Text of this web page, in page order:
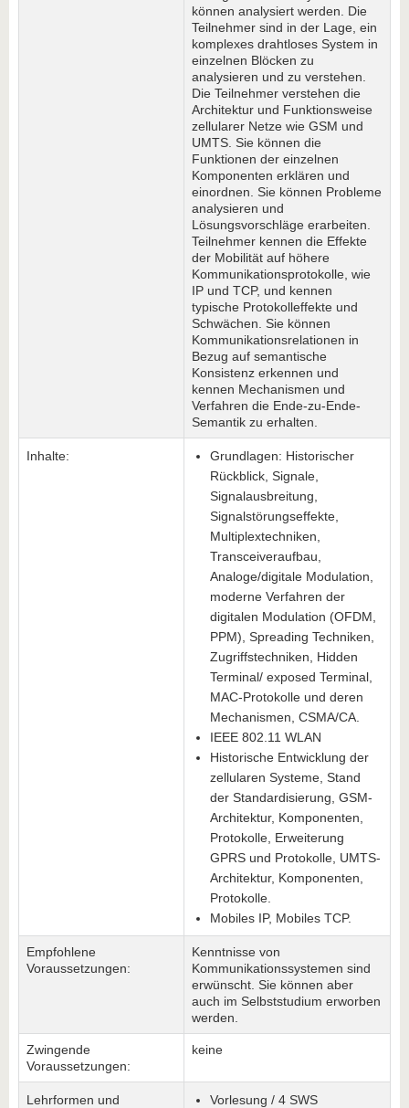
können analysiert werden. Die
Teilnehmer sind in der Lage, ein
komplexes drahtloses System in
einzelnen Blöcken zu
analysieren und zu verstehen.
Die Teilnehmer verstehen die
Architektur und Funktionsweise
zellularer Netze wie GSM und
UMTS. Sie können die
Funktionen der einzelnen
Komponenten erklären und
einordnen. Sie können Probleme
analysieren und
Lösungsvorschläge erarbeiten.
Teilnehmer kennen die Effekte
der Mobilität auf höhere
Kommunikationsprotokolle, wie
IP und TCP, und kennen
typische Protokolleffekte und
Schwächen. Sie können
Kommunikationsrelationen in
Bezug auf semantische
Konsistenz erkennen und
kennen Mechanismen und
Verfahren die Ende-zu-Ende-
Semantik zu erhalten.
Inhalte:
Grundlagen: Historischer
Rückblick, Signale,
Signalausbreitung,
Signalstörungseffekte,
Multiplextechniken,
Transceiveraufbau,
Analoge/digitale Modulation,
moderne Verfahren der
digitalen Modulation (OFDM,
PPM), Spreading Techniken,
Zugriffstechniken, Hidden
Terminal/ exposed Terminal,
MAC-Protokolle und deren
Mechanismen, CSMA/CA.
IEEE 802.11 WLAN
Historische Entwicklung der
zellularen Systeme, Stand
der Standardisierung, GSM-
Architektur, Komponenten,
Protokolle, Erweiterung
GPRS und Protokolle, UMTS-
Architektur, Komponenten,
Protokolle.
Mobiles IP, Mobiles TCP.
Empfohlene
Voraussetzungen:
Kenntnisse von
Kommunikationssystemen sind
erwünscht. Sie können aber
auch im Selbststudium erworben
werden.
Zwingende
Voraussetzungen:
keine
Lehrformen und
Vorlesung / 4 SWS